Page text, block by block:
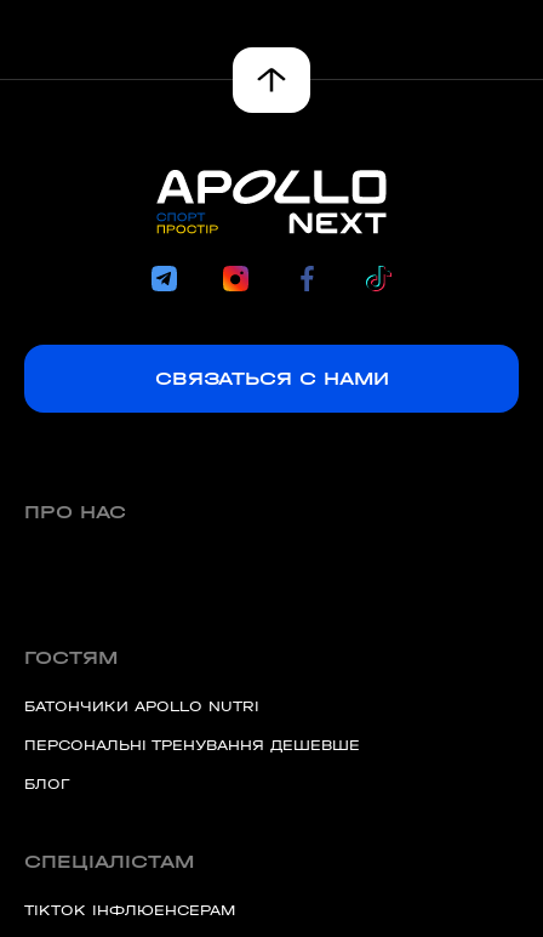
СВЯЗАТЬСЯ С НАМИ
ПРО НАС
ГОСТЯМ
БАТОНЧИКИ APOLLO NUTRI
ПЕРСОНАЛЬНІ ТРЕНУВАННЯ ДЕШЕВШЕ
БЛОГ
СПЕЦІАЛІСТАМ
TIKTOK ІНФЛЮЕНСЕРАМ